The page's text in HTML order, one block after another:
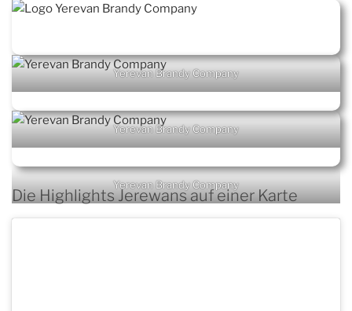
Yerevan Brandy Company
Yerevan Brandy Company
Yerevan Brandy Company
Die Highlights Jerewans auf einer Karte